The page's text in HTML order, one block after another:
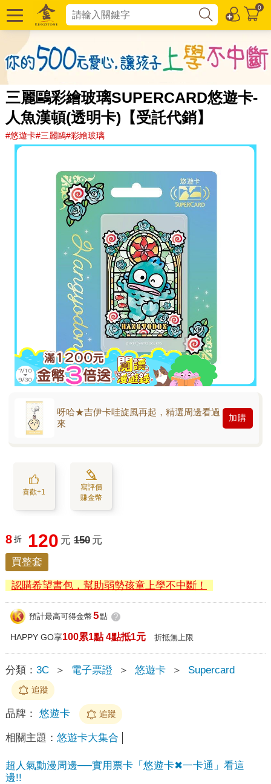
0
三麗鷗彩繪玻璃SUPERCARD悠遊卡-
人魚漢頓(透明卡)【受託代銷】
#悠遊卡#三麗鷗#彩繪玻璃
呀哈★吉伊卡哇旋風再起，精選周邊看過
來
加購
喜歡+1
寫評價
賺金幣
8 折 120 元 150 元
買整套
認購希望書包，幫助弱勢孩童上學不中斷！
預計最高可得金幣 5點 ?
HAPPY GO享100累1點 4點抵1元 折抵無上限
分類： 3C ＞ 電子票證 ＞ 悠遊卡 ＞ Supercard
追蹤
品牌： 悠遊卡 追蹤
相關主題： 悠遊卡大集合
超人氣動漫周邊──實用票卡「悠遊卡✖一卡通」看這
邊!!